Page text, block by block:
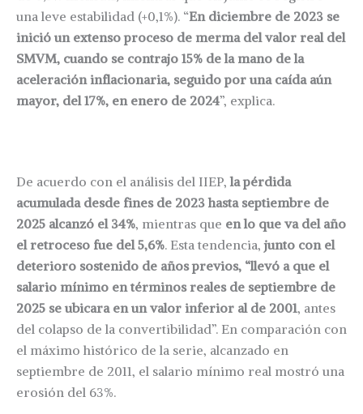
una leve estabilidad (+0,1%). “En diciembre de 2023 se
inició un extenso proceso de merma del valor real del
SMVM, cuando se contrajo 15% de la mano de la
aceleración inflacionaria, seguido por una caída aún
mayor, del 17%, en enero de 2024”, explica.
De acuerdo con el análisis del IIEP, la pérdida
acumulada desde fines de 2023 hasta septiembre de
2025 alcanzó el 34%, mientras que en lo que va del año
el retroceso fue del 5,6%. Esta tendencia,junto con el
deterioro sostenido de años previos, “llevó a que el
salario mínimo en términos reales de septiembre de
2025 se ubicara en un valor inferior al de 2001, antes
del colapso de la convertibilidad”. En comparación con
el máximo histórico de la serie, alcanzado en
septiembre de 2011, el salario mínimo real mostró una
erosión del 63%.